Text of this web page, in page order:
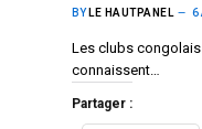
BY LE HAUTPANEL 6
Les clubs congolais
connaissent…
Partager :